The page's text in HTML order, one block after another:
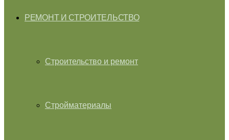
РЕМОНТ И СТРОИТЕЛЬСТВО
Строительство и ремонт
Стройматериалы